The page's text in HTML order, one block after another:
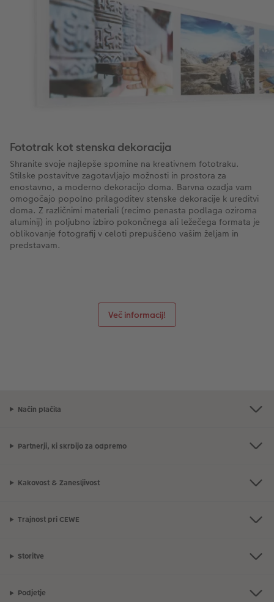
Fototrak kot stenska dekoracija
Shranite svoje najlepše spomine na kreativnem fototraku.
Stilske postavitve zagotavljajo možnosti in prostora za
enostavno, a moderno dekoracijo doma. Barvna ozadja vam
omogočajo popolno prilagoditev stenske dekoracije k ureditvi
doma. Z različnimi materiali (recimo penasta podlaga oziroma
aluminij) in poljubno izbiro pokončnega ali ležečega formata je
oblikovanje fotografij v celoti prepuščeno vašim željam in
predstavam.
Več informacij!
Način plačila
Partnerji, ki skrbijo za odpremo
Kakovost & Zanesljivost
Trajnost pri CEWE
Storitve
Podjetje